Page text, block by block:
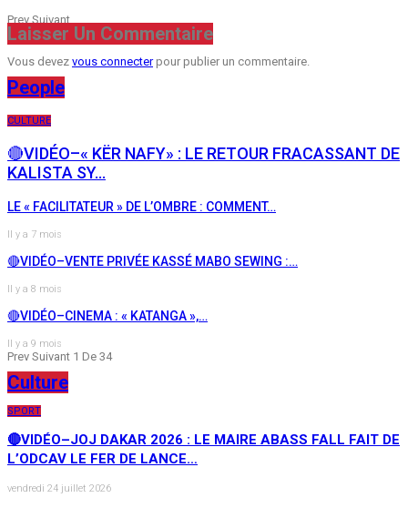
PrevSuivant
Laisser Un Commentaire
Vous devez vous connecterpour publier un commentaire.
People
CULTURE
🔴VIDÉO–« KËR NAFY» : LE RETOUR FRACASSANT DE
KALISTA SY…
LE « FACILITATEUR » DE L’OMBRE : COMMENT…
Il y a 7 mois
🔴VIDÉO–VENTE PRIVÉE KASSÉ MABO SEWING :…
Il y a 8 mois
🔴VIDÉO–CINEMA : « KATANGA »,…
Il y a 9 mois
Prev Suivant 1 De 34
Culture
SPORT
🔴VIDÉO–JOJ DAKAR 2026 : LE MAIRE ABASS FALL FAIT DE
L’ODCAV LE FER DE LANCE…
vendredi 24 juillet 2026